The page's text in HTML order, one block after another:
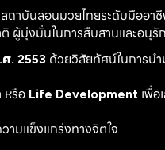
สถาบันสอนมวยไทยระดับมืออา
ผู้มุ่งมั่นในการสืบสานและอนุรั
. 2553 ด้วยวิสัยทัศน์ในการนำ
รือ Life Development เพื่อ
ามแข็งแกร่งทางจิตใจ